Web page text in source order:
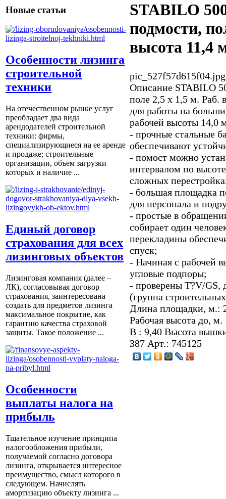
Новые статьи
Особенности лизинга
строительной
техники
На отечественном рынке услуг
преобладает два вида
арендодателей строительной
техники: фирмы,
специализирующиеся на ее аренде
и продаже; строительные
организации, объем загрузки
которых и наличие ...
Единый договор
страхования для всех
лизинговых объектов
Лизинговая компания (далее –
ЛК), согласовывая договор
страхования, заинтересована
создать для предметов лизинга
максимальное покрытие, как
гарантию качества страховой
защиты. Такое положение ...
Особенности
выплаты налога на
прибыль
Тщательное изучение принципа
налогообложения прибыли,
получаемой согласно договора
лизинга, открывается интересное
преимущество, смысл которого в
следующем. Начислять
амортизацию объекту лизинга ...
STABILO
подмости,
высота 11,4
pic_527f57d615f04.jpg
Описание STABILO
поле 2,5 х 1,5 м. Раб.
для работы на
рабочей высоты
- прочные стальные
обеспечивают
- помост можно
интервалом по
сложных
- большая площадка
для персонала и
- простые в
собирает один
перекладины
спуск;
- Начиная с рабочей
угловые подпоры;
- проверены T?V/GS,
(группа
Длина площадки, м.:
Рабочая высота до,
В : 9,40 Высота
387 Арт.: 745125